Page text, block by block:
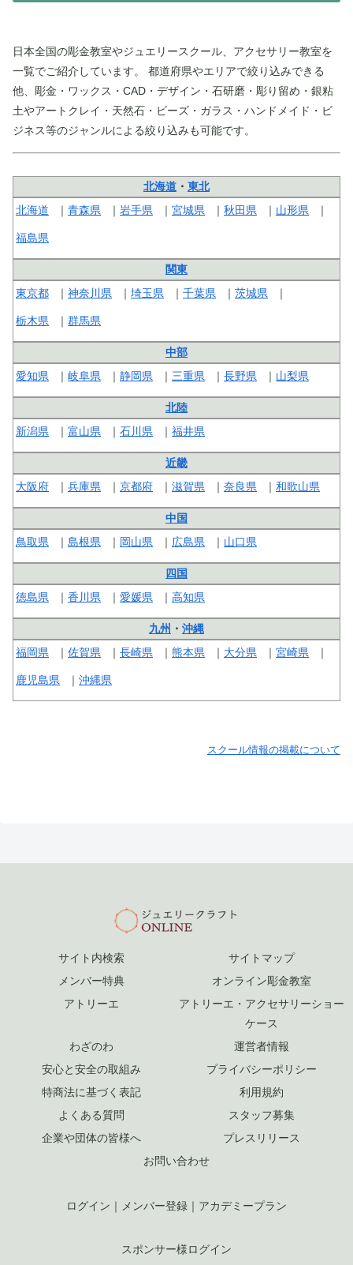
日本全国の彫金教室やジュエリースクール、アクセサリー教室を
一覧でご紹介しています。 都道府県やエリアで絞り込みできる
他、彫金・ワックス・CAD・デザイン・石研磨・彫り留め・銀粘
土やアートクレイ・天然石・ビーズ・ガラス・ハンドメイド・ビ
ジネス等のジャンルによる絞り込みも可能です。
北海道 ・ 東北
北海道
青森県 岩手県 宮城県 秋田県 山形県
福島県
関東
東京都
神奈川県 埼玉県 千葉県 茨城県
栃木県 群馬県
中部
愛知県
岐阜県 静岡県 三重県 長野県 山梨県
北陸
新潟県
富山県 石川県 福井県
近畿
大阪府
兵庫県 京都府 滋賀県 奈良県 和歌山県
中国
鳥取県
島根県 岡山県 広島県 山口県
四国
徳島県
香川県 愛媛県 高知県
九州 ・ 沖縄
福岡県
佐賀県 長崎県 熊本県 大分県 宮崎県
鹿児島県 沖縄県
スクール情報の掲載について
サイト内検索
サイトマップ
メンバー特典
オンライン彫金教室
アトリーエ
アトリーエ・アクセサリーショー
ケース
わざのわ
運営者情報
安心と安全の取組み
プライバシーポリシー
特商法に基づく表記
利用規約
よくある質問
スタッフ募集
企業や団体の皆様へ
プレスリリース
お問い合わせ
ログイン ｜ メンバー登録 ｜ アカデミープラン
スポンサー様ログイン